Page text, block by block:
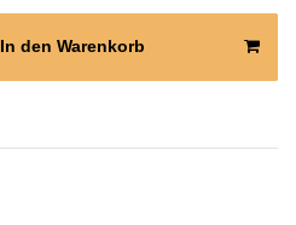
In den Warenkorb